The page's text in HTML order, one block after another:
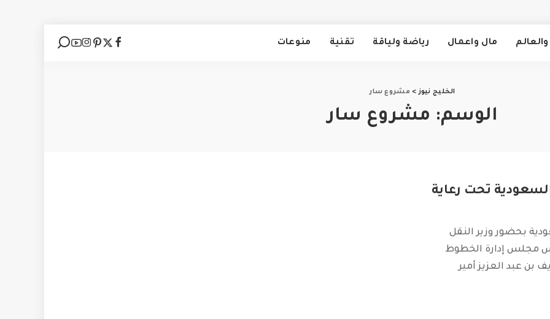
مال واعمال رياضة ولياقة تقنية منوعات
الخليج نيوز> مشروع سار
الوسم: مشروع سار
تحت رعاية
بحضور وزير النقل
مجلس إدارة الخطوط
بن عبد العزيز أمير